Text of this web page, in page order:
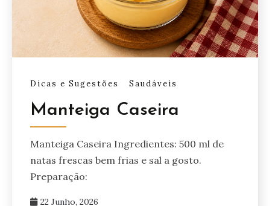
Dicas e Sugestões Saudáveis
Manteiga Caseira
Manteiga Caseira Ingredientes: 500 ml de
natas frescas bem frias e sal a gosto.
Preparação:
22 Junho, 2026